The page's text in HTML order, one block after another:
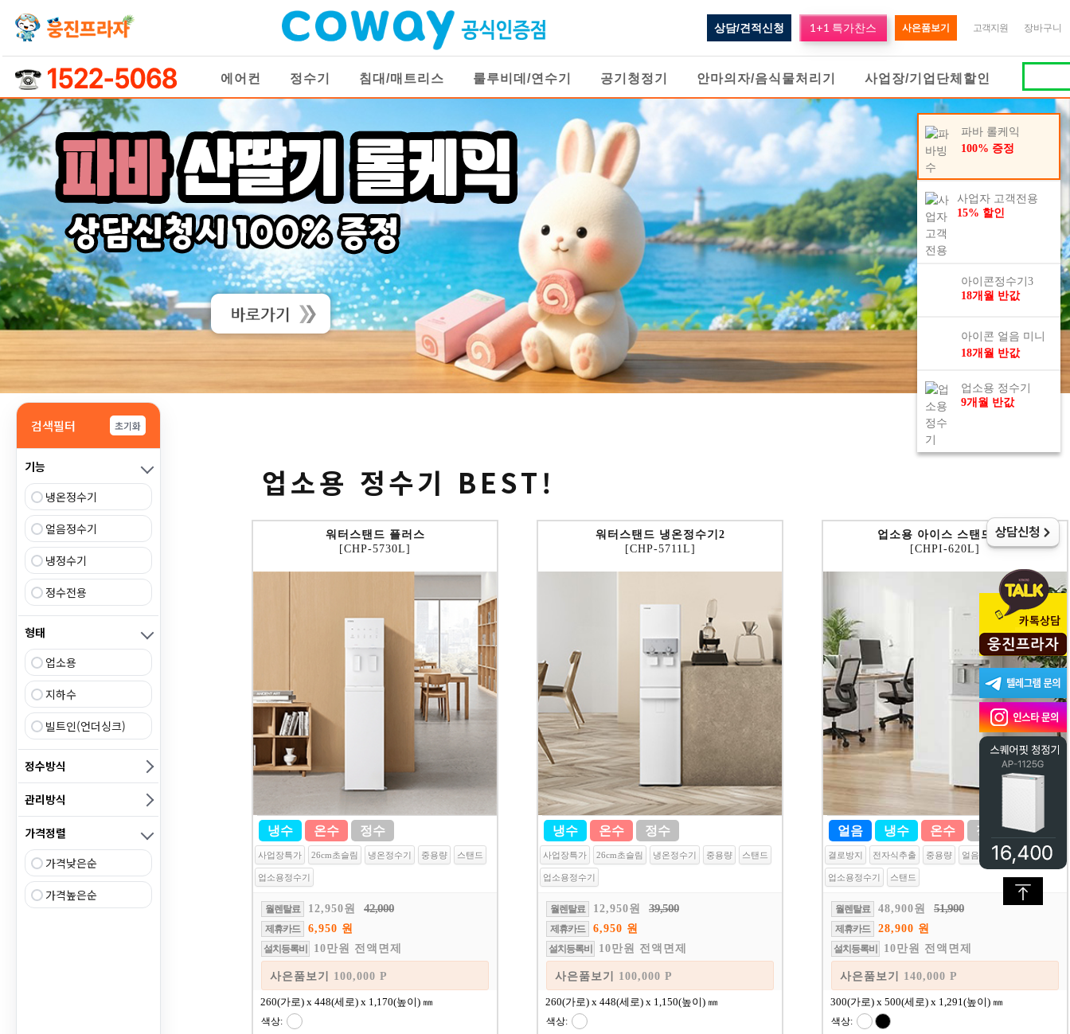
상담/견적신청 1+1 특가찬스 사은품보기 고객지원 장바구니
에어컨 정수기 침대/매트리스 룰루비데/연수기 공기청정기 안마의자/음식물처리기 사업장/기업단체할인
검색필터 초기화
기능
냉온정수기
얼음정수기
냉정수기
정수전용
형태
업소용
지하수
빌트인(언더싱크)
정수방식
관리방식
가격정렬
가격낮은순
가격높은순
상담신청
파바 롤케익
100% 증정
사업자 고객전용
15% 할인
아이콘정수기3
18개월 반값
아이콘 얼음 미니
18개월 반값
업소용 정수기
9개월 반값
업소용 정수기 BEST!
워터스탠드 플러스
[CHP-5730L]
냉수 온수 정수
사업장특가 26cm초슬림 냉온정수기 중용량 스탠드
업소용정수기
월렌탈료 12,950원 42,000
제휴카드 6,950 원
설치등록비 10만원 전액면제
사은품보기 100,000 P
260(가로) x 448(세로) x 1,170(높이) ㎜
색상:
워터스탠드 냉온정수기2
[CHP-5711L]
냉수 온수 정수
사업장특가 26cm초슬림 냉온정수기 중용량 스탠드
업소용정수기
월렌탈료 12,950원 39,500
제휴카드 6,950 원
설치등록비 10만원 전액면제
사은품보기 100,000 P
260(가로) x 448(세로) x 1,150(높이) ㎜
색상:
업소용 아이스 스탠드 1.0
[CHPI-620L]
얼음 냉수 온수 정수
결로방지 전자식추출 중용량 얼음정수기
업소용정수기 스탠드
월렌탈료 48,900원 51,900
제휴카드 28,900 원
설치등록비 10만원 전액면제
사은품보기 140,000 P
300(가로) x 500(세로) x 1,291(높이) ㎜
색상: